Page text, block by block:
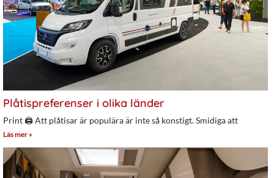
Plåtispreferenser i olika länder
Print 🖨 Att plåtisar är populära är inte så konstigt. Smidiga att
Läs mer »